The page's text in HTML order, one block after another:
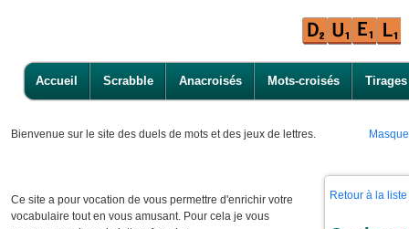
Accueil Scrabble Anacroisés Mots-croisés Tirages
Bienvenue sur le site des duels de mots et des jeux de lettres.
Ce site a pour vocation de vous permettre d'enrichir votre
vocabulaire tout en vous amusant. Pour cela je vous
Retour à la